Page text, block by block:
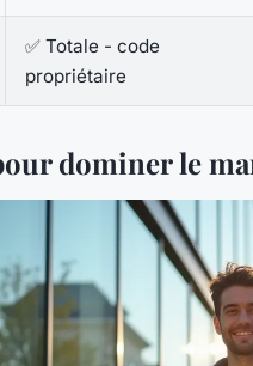
✅ Totale - code
propriétaire
dominer le